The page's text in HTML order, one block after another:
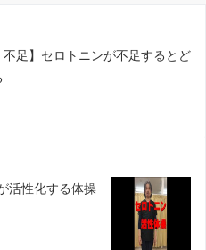
足】セロトニンが不足するとど
活性化する体操